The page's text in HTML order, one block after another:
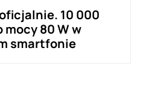
oficjalnie. 10 000
mocy 80 W w
smartfonie